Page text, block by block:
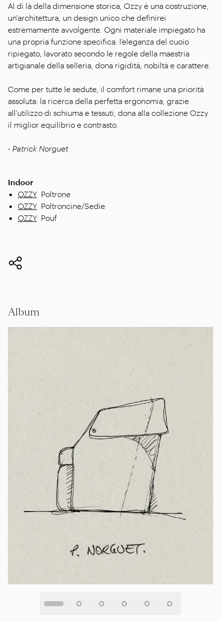
Al di là della dimensione storica, Ozzy è una costruzione,
un'architettura, un design unico che definirei
estremamente avvolgente. Ogni materiale impiegato ha
una propria funzione specifica: l’eleganza del cuoio
ripiegato, lavorato secondo le regole della maestria
artigianale della selleria, dona rigidità, nobiltà e carattere.
Come per tutte le sedute, il comfort rimane una priorità
assoluta: la ricerca della perfetta ergonomia, grazie
all'utilizzo di schiuma e tessuti, dona alla collezione Ozzy
il miglior equilibrio e contrasto.
- Patrick Norguet
Indoor
OZZY Poltrone
OZZY Poltroncine/Sedie
OZZY Pouf
Album